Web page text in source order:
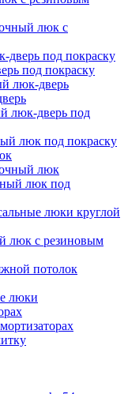
люк с
под покраску
под покраску
дверь
дверь под
люк под покраску
люк
люк под
люки круглой
с резиновым
потолок
люки